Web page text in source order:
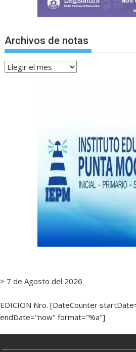
Archivos de notas
Archivos
> 7 de Agosto del 2026
EDICION Nro. [DateCounter
endDate="now" format="%a"]